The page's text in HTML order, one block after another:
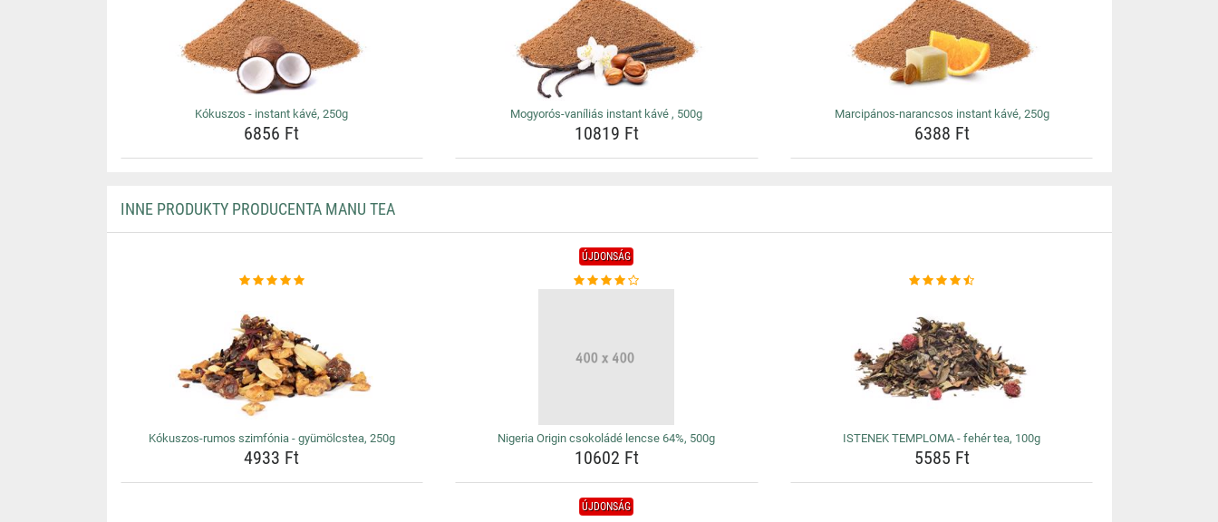
Kókuszos - instant kávé, 250g
6856 Ft
Mogyorós-vaníliás instant kávé , 500g
10819 Ft
Marcipános-narancsos instant kávé, 250g
6388 Ft
INNE PRODUKTY PRODUCENTA MANU TEA
Kókuszos-rumos szimfónia - gyümölcstea, 250g
4933 Ft
ÚJDONSÁG
Nigeria Origin csokoládé lencse 64%, 500g
10602 Ft
ISTENEK TEMPLOMA - fehér tea, 100g
5585 Ft
ÚJDONSÁG